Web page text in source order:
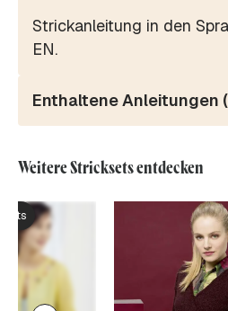
Strickanleitung in den
EN.
Enthaltene Anleitungen
Weitere Stricksets entdecken